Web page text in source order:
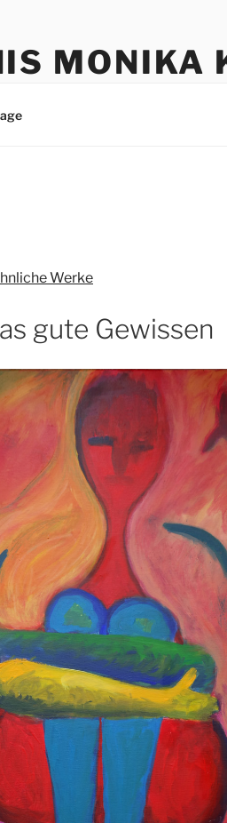
MONIKA
Werke
gute Gewissen